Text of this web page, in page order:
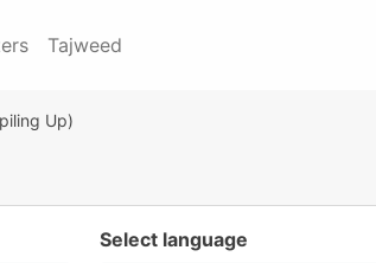
Tajweed
Up)
Select language